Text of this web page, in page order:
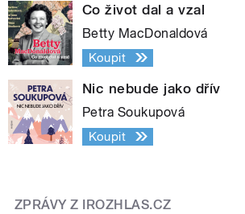
Co život dal a vzal
Betty MacDonaldová
Koupit
Nic nebude jako dřív
Petra Soukupová
Koupit
ZPRÁVY Z IROZHLAS.CZ